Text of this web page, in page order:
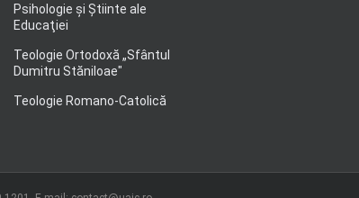
Psihologie şi Ştiinte ale
Educaţiei
Teologie Ortodoxă „Sfântul
Dumitru Stăniloae"
Teologie Romano-Catolică